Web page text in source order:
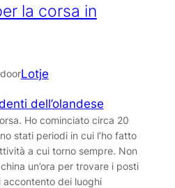
la corsa in
doorLotje
dell’olandese
Ho cominciato circa 20
stati periodi in cui l’ho fatto
a cui torno sempre. Non
un’ora per trovare i posti
accontento dei luoghi